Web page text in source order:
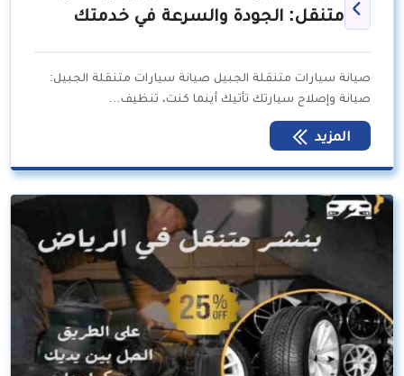
متنقل: الجودة والسرعة في خدمتك
صيانة سيارات متنقلة الجبيل صيانة سيارات متنقلة الجبيل:
صيانة وإصلاح سيارتك تأتيك أينما كنت، تنظيف…
المزيد